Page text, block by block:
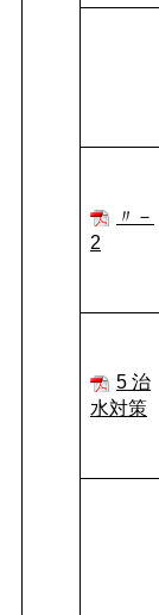
〃－
2
5 治
水対策